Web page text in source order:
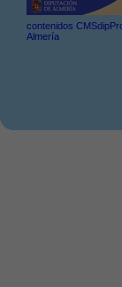
contenidos
Almería